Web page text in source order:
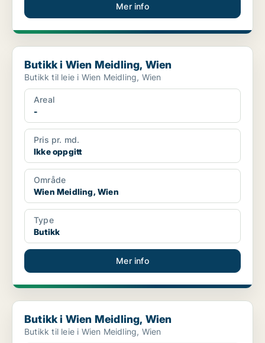
Mer info
Butikk i Wien Meidling, Wien
Butikk i Wien Meidling, Wien
Butikk til leie i Wien Meidling, Wien
Areal
-
Pris pr. md.
Ikke oppgitt
Område
Wien Meidling, Wien
Type
Butikk
Mer info
Butikk i Wien Meidling, Wien
Butikk i Wien Meidling, Wien
Butikk til leie i Wien Meidling, Wien